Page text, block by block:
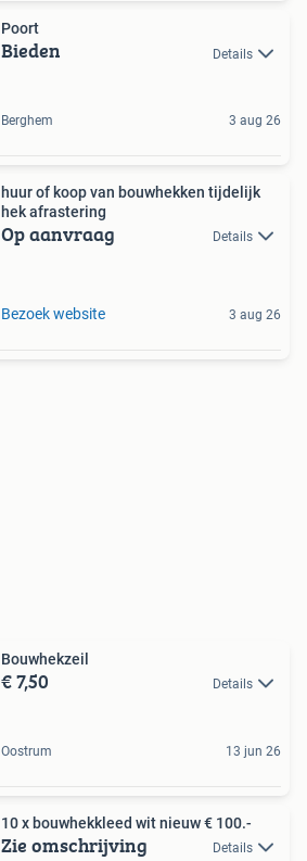
Poort
Bieden Details
Berghem 3 aug 26
huur of koop van bouwhekken tijdelijk
hek afrastering
Op aanvraag Details
Bezoek website 3 aug 26
Bouwhekzeil
€ 7,50 Details
Oostrum 13 jun 26
10 x bouwhekkleed wit nieuw € 100.-
Zie omschrijving Details